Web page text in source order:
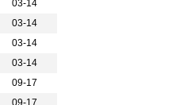
03-14
03-14
03-14
03-14
09-17
09-17